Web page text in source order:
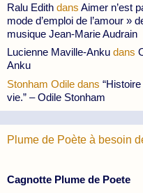
Ralu Edith dans Aimer n’est
mode d’emploi de l’amour »
musique Jean-Marie Audrain
Lucienne Maville-Anku dans
Anku
Stonham Odile dans
vie.” – Odile Stonham
Plume de Poète à besoin
Cagnotte Plume de Poete